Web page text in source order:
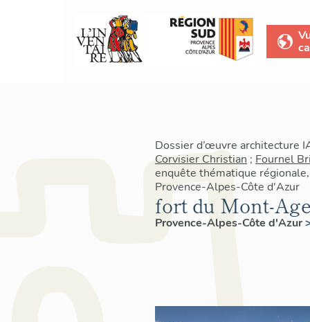
Dossier d’œuvre architecture
Corvisier Christian ; Fournel
enquête thématique
Provence-Alpes-Côte d'Azur
fort du Mont-
Provence-Alpes-Côte d'Azur